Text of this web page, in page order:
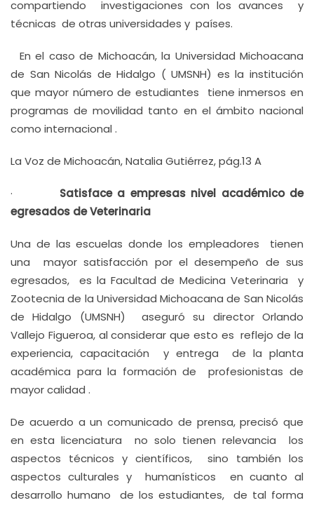
compartiendo investigaciones con los avances y
técnicas de otras universidades y países.
En el caso de Michoacán, la Universidad Michoacana
de San Nicolás de Hidalgo ( UMSNH) es la institución
que mayor número de estudiantes tiene inmersos en
programas de movilidad tanto en el ámbito nacional
como internacional .
La Voz de Michoacán, Natalia Gutiérrez, pág.13 A
· Satisface a empresas nivel académico de
egresados de Veterinaria
Una de las escuelas donde los empleadores tienen
una mayor satisfacción por el desempeño de sus
egresados, es la Facultad de Medicina Veterinaria y
Zootecnia de la Universidad Michoacana de San Nicolás
de Hidalgo (UMSNH) aseguró su director Orlando
Vallejo Figueroa, al considerar que esto es reflejo de la
experiencia, capacitación y entrega de la planta
académica para la formación de profesionistas de
mayor calidad .
De acuerdo a un comunicado de prensa, precisó que
en esta licenciatura no solo tienen relevancia los
aspectos técnicos y científicos, sino también los
aspectos culturales y humanísticos en cuanto al
desarrollo humano de los estudiantes, de tal forma